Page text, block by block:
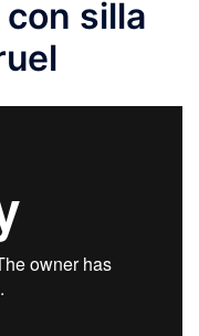
silla